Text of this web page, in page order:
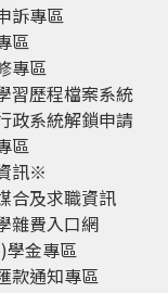
訴專區
區
專區
習歷程檔案系統
政系統解鎖申請
區
訊※
合及求職資訊
雜費入口網
學金專區
款通知專區